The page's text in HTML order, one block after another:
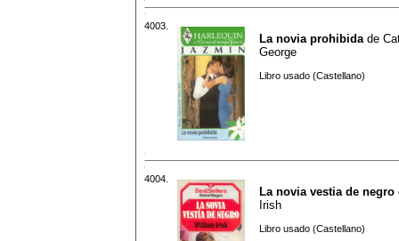
4003.
La novia prohibida de
George
Libro usado (Castellano)
4004.
La novia vestia de negro
Irish
Libro usado (Castellano)